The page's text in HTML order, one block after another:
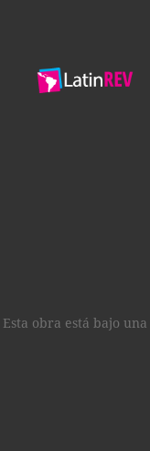
Esta obra está bajo una